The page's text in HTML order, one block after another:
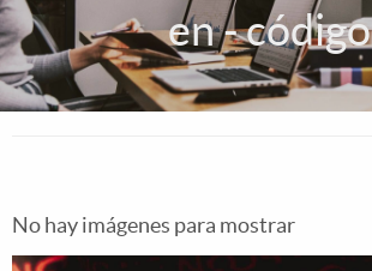
en - código
No hay imágenes para mostrar